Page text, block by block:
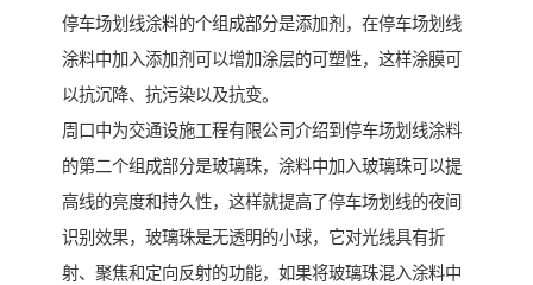
停车场划线涂料的个组成部分是添加剂，在停车场划线
涂料中加入添加剂可以增加涂层的可塑性，这样涂膜可
以抗沉降、抗污染以及抗变。
周口中为交通设施工程有限公司介绍到停车场划线涂料
的第二个组成部分是玻璃珠，涂料中加入玻璃珠可以提
高线的亮度和持久性，这样就提高了停车场划线的夜间
识别效果，玻璃珠是无透明的小球，它对光线具有折
射、聚焦和定向反射的功能，如果将玻璃珠混入涂料中